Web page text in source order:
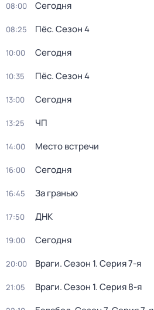
08:00 Сегодня
08:25 Пёс. Сезон 4
10:00 Сегодня
10:35 Пёс. Сезон 4
13:00 Сегодня
13:25 ЧП
14:00 Место встречи
16:00 Сегодня
16:45 За гранью
17:50 ДНК
19:00 Сегодня
20:00 Враги. Сезон 1. Серия 7-я
21:05 Враги. Сезон 1. Серия 8-я